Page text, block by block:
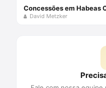
David Metzker